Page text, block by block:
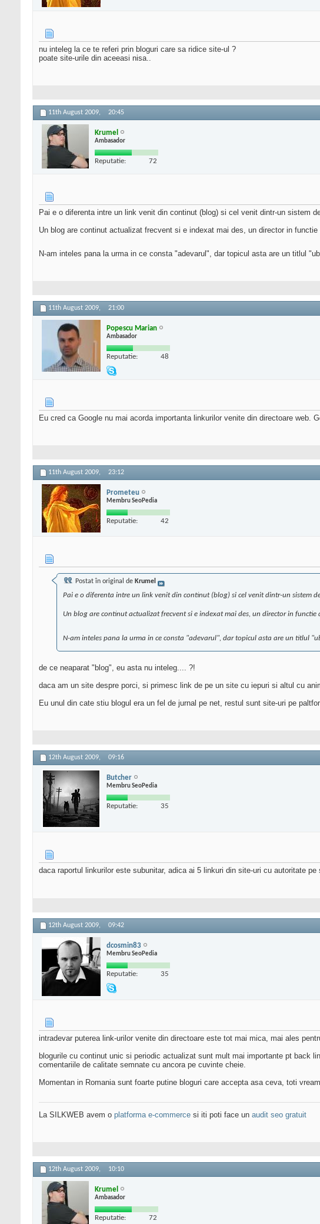
nu inteleg la ce te referi prin bloguri care sa ridice site-ul ?
poate site-urile din aceeasi nisa..
11th August 2009, 20:45
Krumel
Ambasador
Reputatie: 72
Pai e o diferenta intre un link venit din continut (blog) si cel venit dintr-un sistem
Un blog are continut actualizat frecvent si e indexat mai des, un director in
N-am inteles pana la urma in ce consta "adevarul", dar topicul asta are un titlul
11th August 2009, 21:00
Popescu Marian
Ambasador
Reputatie: 48
Eu cred ca Google nu mai acorda importanta linkurilor venite din directoare
11th August 2009, 23:12
Prometeu
Membru SeoPedia
Reputatie: 42
Postat în original de Krumel
Pai e o diferenta intre un link venit din continut (blog) si cel venit dintr-un sistem
Un blog are continut actualizat frecvent si e indexat mai des, un director in functie
N-am inteles pana la urma in ce consta "adevarul", dar topicul asta are un titlul
de ce neaparat "blog", eu asta nu inteleg.... ?!
daca am un site despre porci, si primesc link de pe un site cu iepuri si altul cu
Eu unul din cate stiu blogul era un fel de jurnal pe net, restul sunt site-uri pe
12th August 2009, 09:16
Butcher
Membru SeoPedia
Reputatie: 35
daca raportul linkurilor este subunitar, adica ai 5 linkuri din site-uri cu autoritate
12th August 2009, 09:42
dcosmin83
Membru SeoPedia
Reputatie: 35
intradevar puterea link-urilor venite din directoare este tot mai mica, mai ales
blogurile cu continut unic si periodic actualizat sunt mult mai importante pt back
comentariile de calitate semnate cu ancora pe cuvinte cheie.
Momentan in Romania sunt foarte putine bloguri care accepta asa ceva, toti
La SILKWEB avem o platforma e-commerce si iti poti face un audit seo gratuit
12th August 2009, 10:10
Krumel
Ambasador
Reputatie: 72